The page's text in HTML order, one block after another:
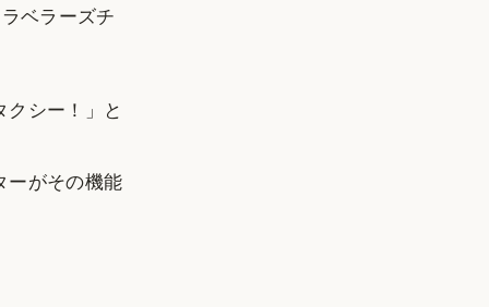
ベラーズチ
クシー！」と
ーがその機能